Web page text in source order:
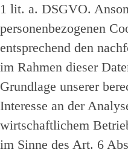
1 lit. a. DSGVO.
personenbezogenen
entsprechend den
im Rahmen dieser
Grundlage unserer
Interesse an der
wirtschaftlichem
im Sinne des Art. 6